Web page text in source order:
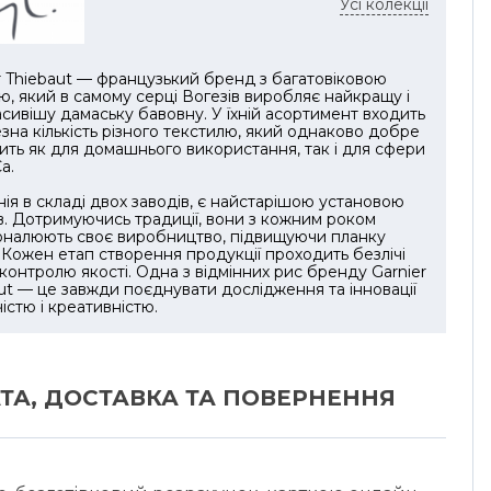
легко очищується: рушник для кухні можна
машинці при температурі 40°C, сушити в
при високій температурі. Він не підлягає
проте зберігає насиченість кольорів
багаторазового прання. Натуральне
може дати до 5% усадки після першого
Усі колекції
Thiebaut — французький бренд з багатовіковою
який в самому серці Вогезів виробляє найкращу і
дамаську бавовну. У їхній асортимент входить
кількість різного текстилю, який однаково добре
як для домашнього використання, так і для сфери
в складі двох заводів, є найстарішою установою
Дотримуючись традиції, вони з кожним роком
своє виробництво, підвищуючи планку
Кожен етап створення продукції проходить безлічі
контролю якості. Одна з відмінних рис бренду Garnier
— це завжди поєднувати дослідження та інновації
і креативністю.
ДОСТАВКА ТА ПОВЕРНЕННЯ